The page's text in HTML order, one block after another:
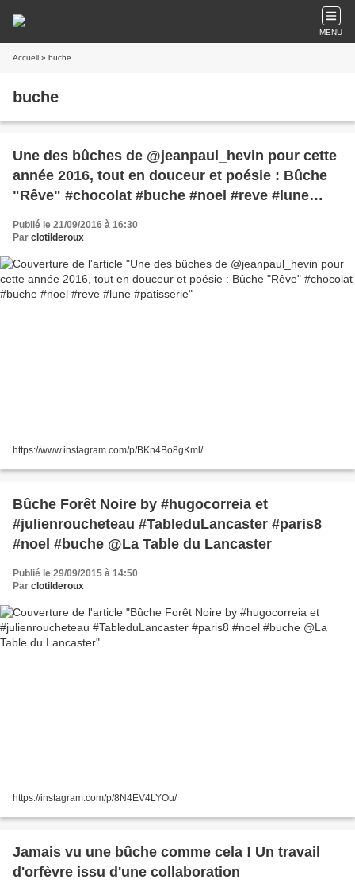
MENU
Accueil » buche
buche
Une des bûches de @jeanpaul_hevin pour cette
année 2016, tout en douceur et poésie : Bûche
"Rêve" #chocolat #buche #noel #reve #lune
#patisserie
Publié le 21/09/2016 à 16:30
Par clotilderoux
https://www.instagram.com/p/BKn4Bo8gKml/
Bûche Forêt Noire by #hugocorreia et
#julienroucheteau #TableduLancaster #paris8
#noel #buche @La Table du Lancaster
Publié le 29/09/2015 à 14:50
Par clotilderoux
https://instagram.com/p/8N4EV4LYOu/
Jamais vu une bûche comme cela ! Un travail
d'orfèvre issu d'une collaboration